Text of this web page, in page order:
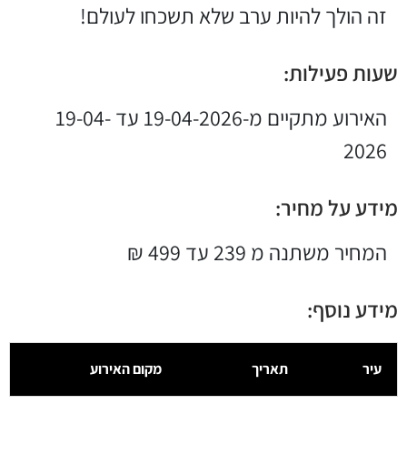
זה הולך להיות ערב שלא תשכחו לעולם!
שעות פעילות:
האירוע מתקיים מ-19-04-2026 עד 19-04-
2026
מידע על מחיר:
המחיר משתנה מ 239 עד 499 ₪
מידע נוסף:
עיר תאריך מקום האירוע